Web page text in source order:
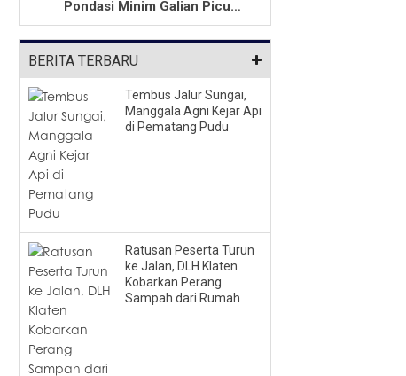
Pondasi Minim Galian Picu
Pertanyaan Besar soal
Pengawasan
BERITA TERBARU
Tembus Jalur Sungai,
Manggala Agni Kejar Api
di Pematang Pudu
Ratusan Peserta Turun
ke Jalan, DLH Klaten
Kobarkan Perang
Sampah dari Rumah